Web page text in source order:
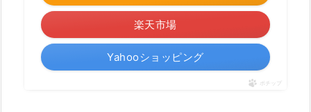
楽天市場
Yahooショッピング
ポチップ